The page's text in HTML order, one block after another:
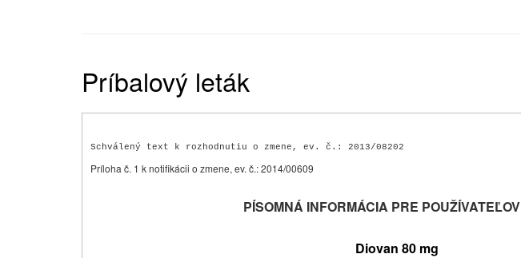
Príbalový leták
Schválený text k rozhodnutiu o zmene, ev. č.: 2013/08202
Príloha č. 1 k notifikácii o zmene, ev. č.: 2014/00609
PÍSOMNÁ INFORMÁCIA PRE POUŽÍVATEĽOV
Diovan 80 mg